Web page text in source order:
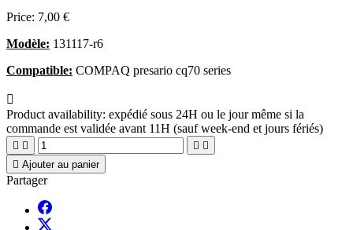
Price: 7,00 €
Modèle: 131117-r6
Compatible: COMPAQ presario cq70 series

Product availability: expédié sous 24H ou le jour même si la
commande est validée avant 11H (sauf week-end et jours fériés)
   
 Ajouter au panier
Partager